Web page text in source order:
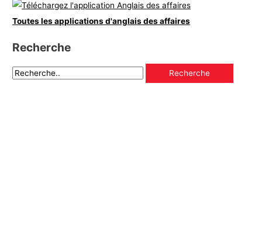
Toutes les applications d'anglais des affaires
Recherche